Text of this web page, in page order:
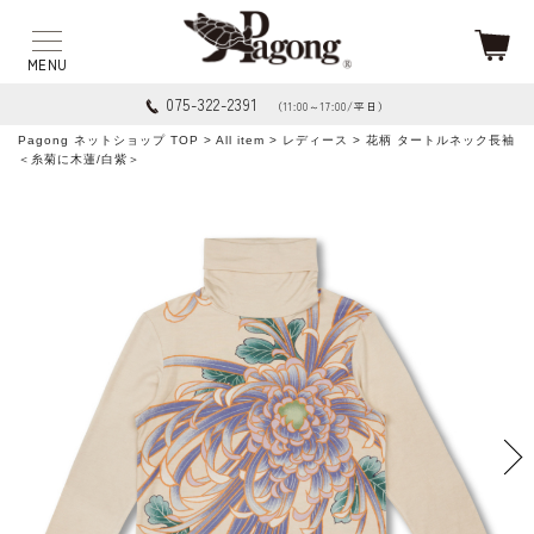
075-322-2391 （11:00～17:00/平日）
Pagong ネットショップ TOP > All item > レディース
> 花柄 タートルネック長袖
＜糸菊に木蓮/白紫＞